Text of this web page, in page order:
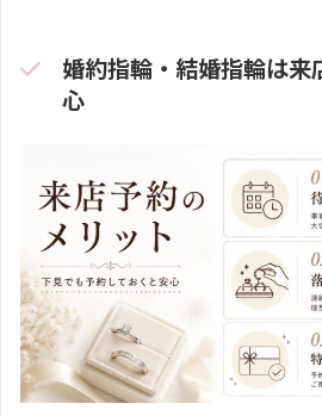
婚約指輪・結婚指輪は来
心